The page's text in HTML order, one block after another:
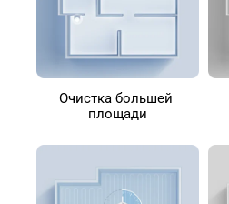
Очистка большей
площади